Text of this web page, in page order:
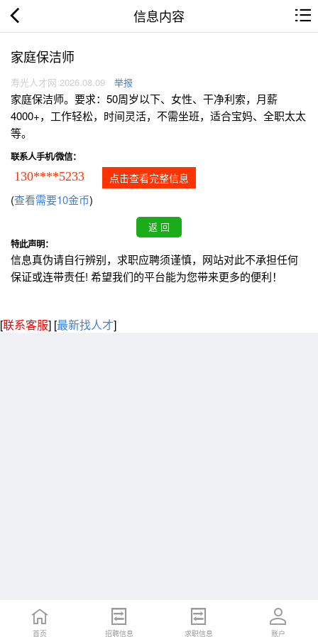
信息内容
家庭保洁师
寿光人才网 2026.08.09 举报
家庭保洁师。要求：50周岁以下、女性、干净利索，月薪
4000+，工作轻松，时间灵活，不需坐班，适合宝妈、全职太太
等。
联系人手机/微信：
130****5233 点击查看完整信息
(查看需要10金币)
特此声明：
信息真伪请自行辨别，求职应聘须谨慎，网站对此不承担任何
保证或连带责任! 希望我们的平台能为您带来更多的便利！
[联系客服] [最新找人才]
首页 招聘信息 求职信息 账户